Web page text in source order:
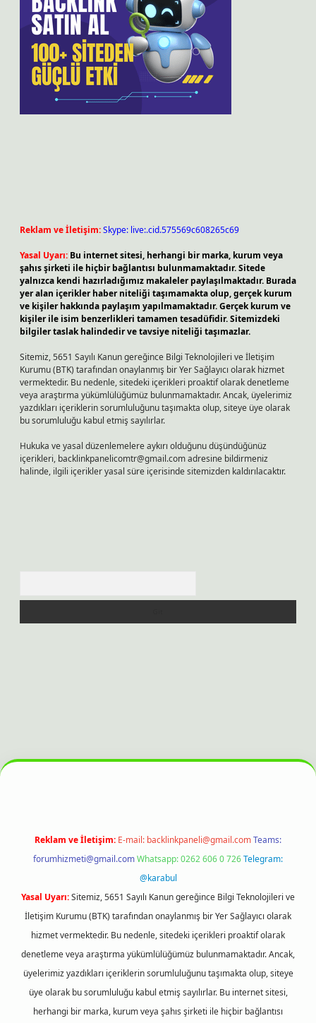
Reklam ve İletişim:Skype: live:.cid.575569c608265c69
Yasal Uyarı: Bu internet sitesi, herhangi bir marka, kurum veya
şahıs şirketi ile hiçbir bağlantısı bulunmamaktadır. Sitede
yalnızca kendi hazırladığımız makaleler paylaşılmaktadır. Burada
yer alan içerikler haber niteliği taşımamakta olup, gerçek kurum
ve kişiler hakkında paylaşım yapılmamaktadır. Gerçek kurum ve
kişiler ile isim benzerlikleri tamamen tesadüfidir. Sitemizdeki
bilgiler taslak halindedir ve tavsiye niteliği taşımazlar.
Sitemiz, 5651 Sayılı Kanun gereğince Bilgi Teknolojileri ve İletişim
Kurumu (BTK) tarafından onaylanmış bir Yer Sağlayıcı olarak hizmet
vermektedir. Bu nedenle, sitedeki içerikleri proaktif olarak denetleme
veya araştırma yükümlülüğümüz bulunmamaktadır. Ancak, üyelerimiz
yazdıkları içeriklerin sorumluluğunu taşımakta olup, siteye üye olarak
bu sorumluluğu kabul etmiş sayılırlar.
Hukuka ve yasal düzenlemelere aykırı olduğunu düşündüğünüz
içerikleri, backlinkpanelicomtr@gmail.comadresine bildirmeniz
halinde, ilgili içerikler yasal süre içerisinde sitemizden kaldırılacaktır.
Reklam ve İletişim: E-mail: backlinkpaneli@gmail.comTeams:
forumhizmeti@gmail.comWhatsapp: 0262 606 0 726Telegram:
@karabul
Yasal Uyarı:Sitemiz, 5651 Sayılı Kanun gereğince Bilgi Teknolojileri ve
İletişim Kurumu (BTK) tarafından onaylanmış bir Yer Sağlayıcı olarak
hizmet vermektedir. Bu nedenle, sitedeki içerikleri proaktif olarak
denetleme veya araştırma yükümlülüğümüz bulunmamaktadır. Ancak,
üyelerimiz yazdıkları içeriklerin sorumluluğunu taşımakta olup, siteye
üye olarak bu sorumluluğu kabul etmiş sayılırlar. Bu internet sitesi,
herhangi bir marka, kurum veya şahıs şirketi ile hiçbir bağlantısı